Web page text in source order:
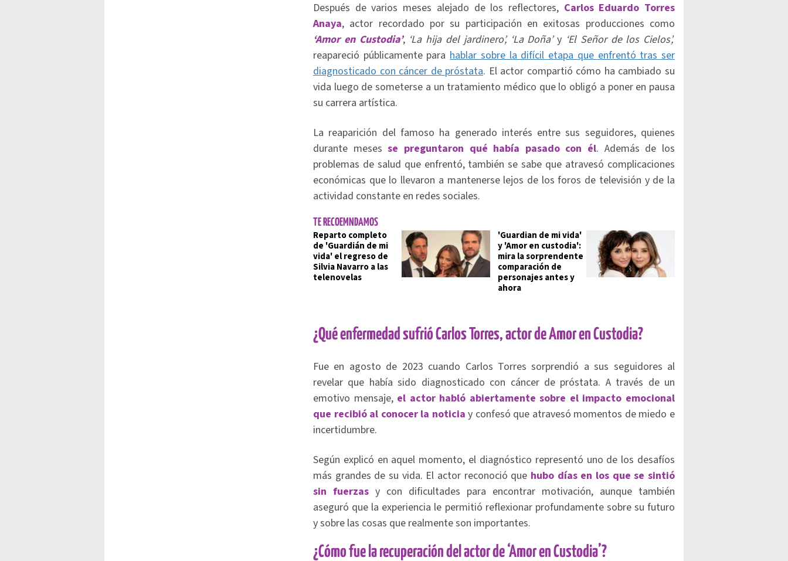
Después de varios meses alejado de los reflectores, Carlos Eduardo Torres
Anaya, actor recordado por su participación en exitosas producciones como
‘Amor en Custodia’, ‘La hija del jardinero’, ‘La Doña’y ‘El Señor de los Cielos’,
reapareció públicamente parahablar sobre la difícil etapa que enfrentó tras ser
diagnosticado con cáncer de próstata. El actor compartió cómo ha cambiado su
vida luego de someterse a un tratamiento médico que lo obligó a poner en pausa
su carrera artística.
La reaparición del famoso ha generado interés entre sus seguidores, quienes
durante mesesse preguntaron qué había pasado con él. Además de los
problemas de salud que enfrentó, también se sabe que atravesó complicaciones
económicas que lo llevaron a mantenerse lejos de los foros de televisión y de la
actividad constante en redes sociales.
TE RECOEMNDAMOS
Reparto completo
de 'Guardián de mi
vida' el regreso de
Silvia Navarro a las
telenovelas
'Guardian de mi vida'
y 'Amor en custodia':
mira la sorprendente
comparación de
personajes antes y
ahora
¿Qué enfermedad sufrió Carlos Torres, actor de Amor en Custodia?
Fue en agosto de 2023 cuando Carlos Torres sorprendió a sus seguidores al
revelar que había sido diagnosticado con cáncer de próstata. A través de un
emotivo mensaje, el actor habló abiertamente sobre el impacto emocional
que recibió al conocer la noticia y confesó que atravesó momentos de miedo e
incertidumbre.
Según explicó en aquel momento, el diagnóstico representó uno de los desafíos
más grandes de su vida. El actor reconoció que hubo días en los que se sintió
sin fuerzas y con dificultades para encontrar motivación, aunque también
aseguró que la experiencia le permitió reflexionar profundamente sobre su futuro
y sobre las cosas que realmente son importantes.
¿Cómo fue la recuperación del actor de ‘Amor en Custodia’?